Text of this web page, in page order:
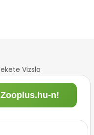
Vizsla
n!